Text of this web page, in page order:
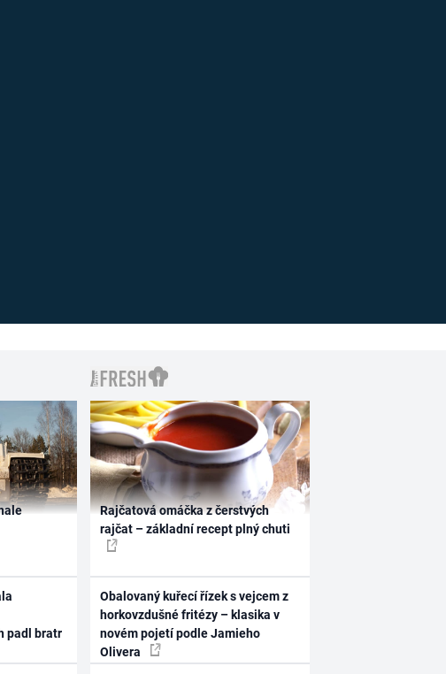
padl bratr
Rajčatová omáčka z čerstvých
rajčat – základní recept plný chuti
Obalovaný kuřecí řízek s vejcem z
horkovzdušné fritézy – klasika v
novém pojetí podle Jamieho
Olivera